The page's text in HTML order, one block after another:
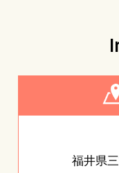
福井県